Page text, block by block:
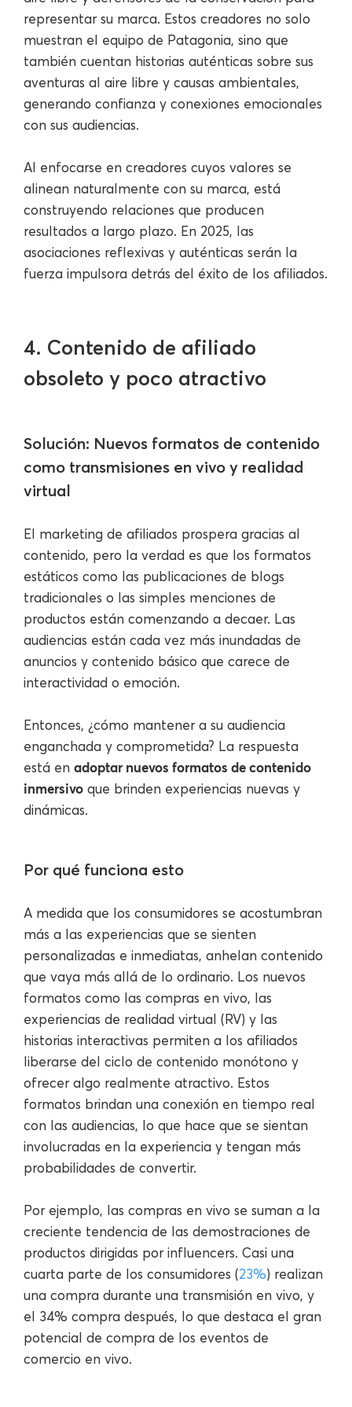
representar su marca. Estos creadores no solo
muestran el equipo de Patagonia, sino que
también cuentan historias auténticas sobre sus
aventuras al aire libre y causas ambientales,
generando confianza y conexiones emocionales
con sus audiencias.
Al enfocarse en creadores cuyos valores se
alinean naturalmente con su marca, está
construyendo relaciones que producen
resultados a largo plazo. En 2025, las
asociaciones reflexivas y auténticas serán la
fuerza impulsora detrás del éxito de los afiliados.
4. Contenido de afiliado
obsoleto y poco atractivo
Solución: Nuevos formatos de contenido
como transmisiones en vivo y realidad
virtual
El marketing de afiliados prospera gracias al
contenido, pero la verdad es que los formatos
estáticos como las publicaciones de blogs
tradicionales o las simples menciones de
productos están comenzando a decaer. Las
audiencias están cada vez más inundadas de
anuncios y contenido básico que carece de
interactividad o emoción.
Entonces, ¿cómo mantener a su audiencia
enganchada y comprometida? La respuesta
está en adoptar nuevos formatos de contenido
inmersivo que brinden experiencias nuevas y
dinámicas.
Por qué funciona esto
A medida que los consumidores se acostumbran
más a las experiencias que se sienten
personalizadas e inmediatas, anhelan contenido
que vaya más allá de lo ordinario. Los nuevos
formatos como las compras en vivo, las
experiencias de realidad virtual (RV) y las
historias interactivas permiten a los afiliados
liberarse del ciclo de contenido monótono y
ofrecer algo realmente atractivo. Estos
formatos brindan una conexión en tiempo real
con las audiencias, lo que hace que se sientan
involucradas en la experiencia y tengan más
probabilidades de convertir.
Por ejemplo, las compras en vivo se suman a la
creciente tendencia de las demostraciones de
productos dirigidas por influencers. Casi una
cuarta parte de los consumidores (23%) realizan
una compra durante una transmisión en vivo, y
el 34% compra después, lo que destaca el gran
potencial de compra de los eventos de
comercio en vivo.